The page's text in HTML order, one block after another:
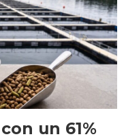
un 61%